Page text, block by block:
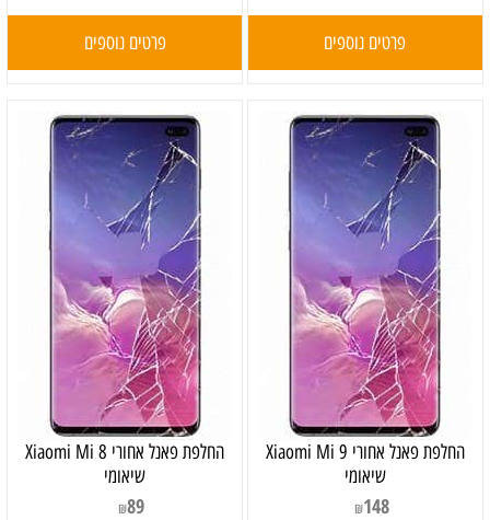
פרטים נוספים פרטים נוספים
‏החלפת פאנל אחורי Xiaomi Mi 9
שיאומי
₪148
‏החלפת פאנל אחורי Xiaomi Mi 8
שיאומי
₪89